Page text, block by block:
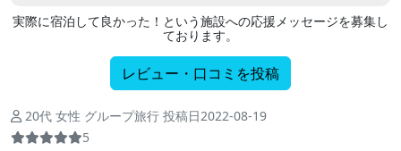
実際に宿泊して良かった！という施設への応援メッセージを募集し
ております。
レビュー・口コミを投稿
20代 女性 グループ旅行 投稿日2022-08-19
5